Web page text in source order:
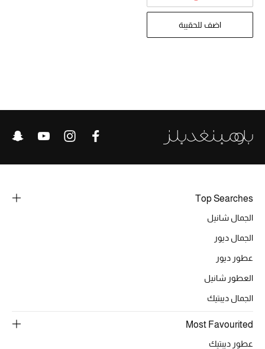
تشكيلة الأعراس
جميع الأحذية النسائية
جميع الإكسسورات النسائية
تسوقوا للنساء
الموسم الجديد
اضف للحقيبة
Top Searches
الجمال شانيل
الجمال ديور
عطور ديور
العطور شانيل
الجمال ديبتيك
Most Favourited
عطور ديبتيك